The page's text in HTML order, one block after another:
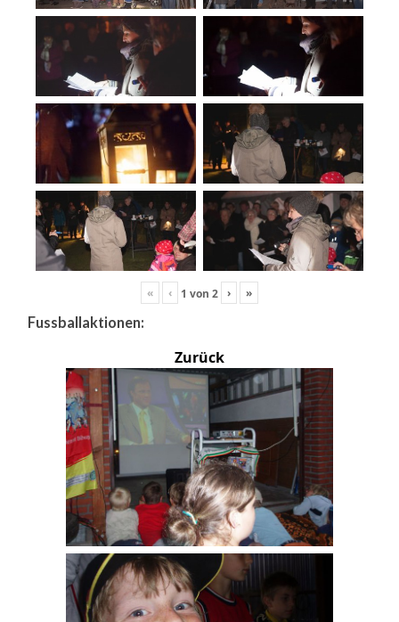
« ‹ 1 von 2 › »
Fussballaktionen:
Zurück